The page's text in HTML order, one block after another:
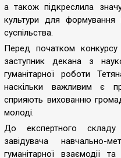
а також підкреслила
культури для формування
суспільства.
Перед початком
заступник декана з
гуманітарної роботи
наскільки важливим є
сприяють вихованню
молоді.
До експертного складу
завідувача навчально-
гуманітарної взаємодії та